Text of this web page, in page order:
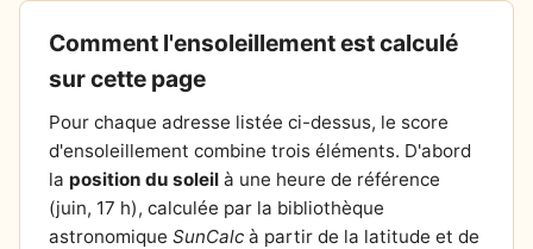
Comment l'ensoleillement est calculé
sur cette page
Pour chaque adresse listée ci-dessus, le score
d'ensoleillement combine trois éléments. D'abord
la position du soleil à une heure de référence
(juin, 17 h), calculée par la bibliothèque
astronomique SunCalc à partir de la latitude et de